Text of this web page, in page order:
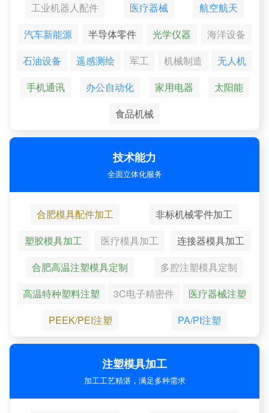
工业机器人配件 医疗器械
航空航天
汽车新能源
半导体零件 光学仪器
海洋设备
石油设备
遥感测绘 军工 机械制造
无人机
手机通讯
办公自动化 家用电器
太阳能
食品机械
技术能力
全面立体化服务
合肥模具配件加工
非标机械零件加工
塑胶模具加工
医疗模具加工
连接器模具加工
合肥高温注塑模具定制
多腔注塑模具定制
高温特种塑料注塑
3C电子精密件
医疗器械注塑
PEEK/PEI注塑
PA/PI注塑
注塑模具加工
加工工艺精湛，满足多种需求